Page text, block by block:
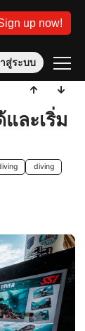
up now!
สู่ระบบ
ละเริ่ม
diving